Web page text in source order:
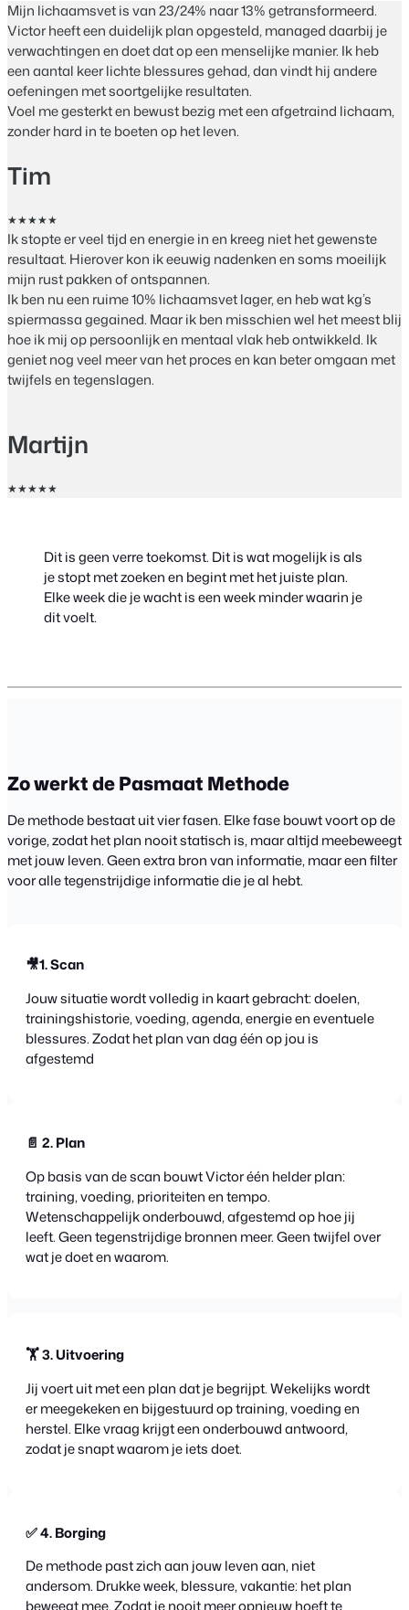
Mijn lichaamsvet is van 23/24% naar 13% getransformeerd.
Victor heeft een duidelijk plan opgesteld, managed daarbij je
verwachtingen en doet dat op een menselijke manier. Ik heb
een aantal keer lichte blessures gehad, dan vindt hij andere
oefeningen met soortgelijke resultaten.
Voel me gesterkt en bewust bezig met een afgetraind lichaam,
zonder hard in te boeten op het leven.
Tim
★★★★★
Ik stopte er veel tijd en energie in en kreeg niet het gewenste
resultaat. Hierover kon ik eeuwig nadenken en soms moeilijk
mijn rust pakken of ontspannen.
Ik ben nu een ruime 10% lichaamsvet lager, en heb wat kg’s
spiermassa gegained. Maar ik ben misschien wel het meest blij
hoe ik mij op persoonlijk en mentaal vlak heb ontwikkeld. Ik
geniet nog veel meer van het proces en kan beter omgaan met
twijfels en tegenslagen.
Martijn
★★★★★
Dit is geen verre toekomst. Dit is wat mogelijk is als
je stopt met zoeken en begint met het juiste plan.
Elke week die je wacht is een week minder waarin je
dit voelt.
Zo werkt de Pasmaat Methode
De methode bestaat uit vier fasen. Elke fase bouwt voort op de
vorige, zodat het plan nooit statisch is, maar altijd meebeweegt
met jouw leven. Geen extra bron van informatie, maar een filter
voor alle tegenstrijdige informatie die je al hebt.
🎥1. Scan
Jouw situatie wordt volledig in kaart gebracht: doelen,
trainingshistorie, voeding, agenda, energie en eventuele
blessures. Zodat het plan van dag één op jou is
afgestemd
📄 2. Plan
Op basis van de scan bouwt Victor één helder plan:
training, voeding, prioriteiten en tempo.
Wetenschappelijk onderbouwd, afgestemd op hoe jij
leeft. Geen tegenstrijdige bronnen meer. Geen twijfel over
wat je doet en waarom.
🏋️ 3. Uitvoering
Jij voert uit met een plan dat je begrijpt. Wekelijks wordt
er meegekeken en bijgestuurd op training, voeding en
herstel. Elke vraag krijgt een onderbouwd antwoord,
zodat je snapt waarom je iets doet.
✅ 4. Borging
De methode past zich aan jouw leven aan, niet
andersom. Drukke week, blessure, vakantie: het plan